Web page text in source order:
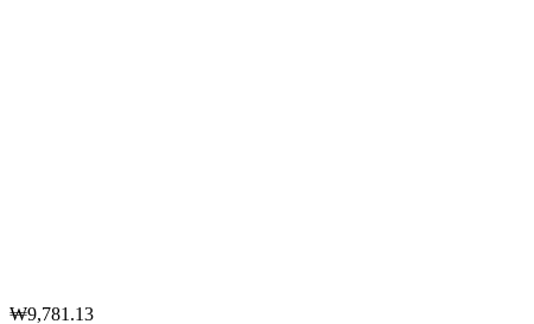
₩9,781.13